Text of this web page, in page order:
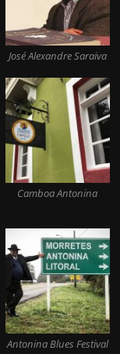
José Alexandre Saraiva
Camboa Antonina
Antonina Blues Festival